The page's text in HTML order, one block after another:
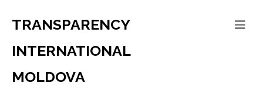
TRANSPARENCY
INTERNATIONAL
MOLDOVA